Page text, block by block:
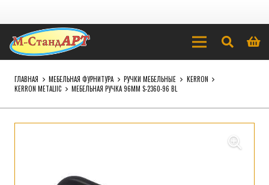
ГЛАВНАЯ МЕБЕЛЬНАЯ ФУРНИТУРА РУЧКИ МЕБЕЛЬНЫЕ
KERRON
KERRON METALIIC
МЕБЕЛЬНАЯ РУЧКА 96ММ S-2360-96 BL